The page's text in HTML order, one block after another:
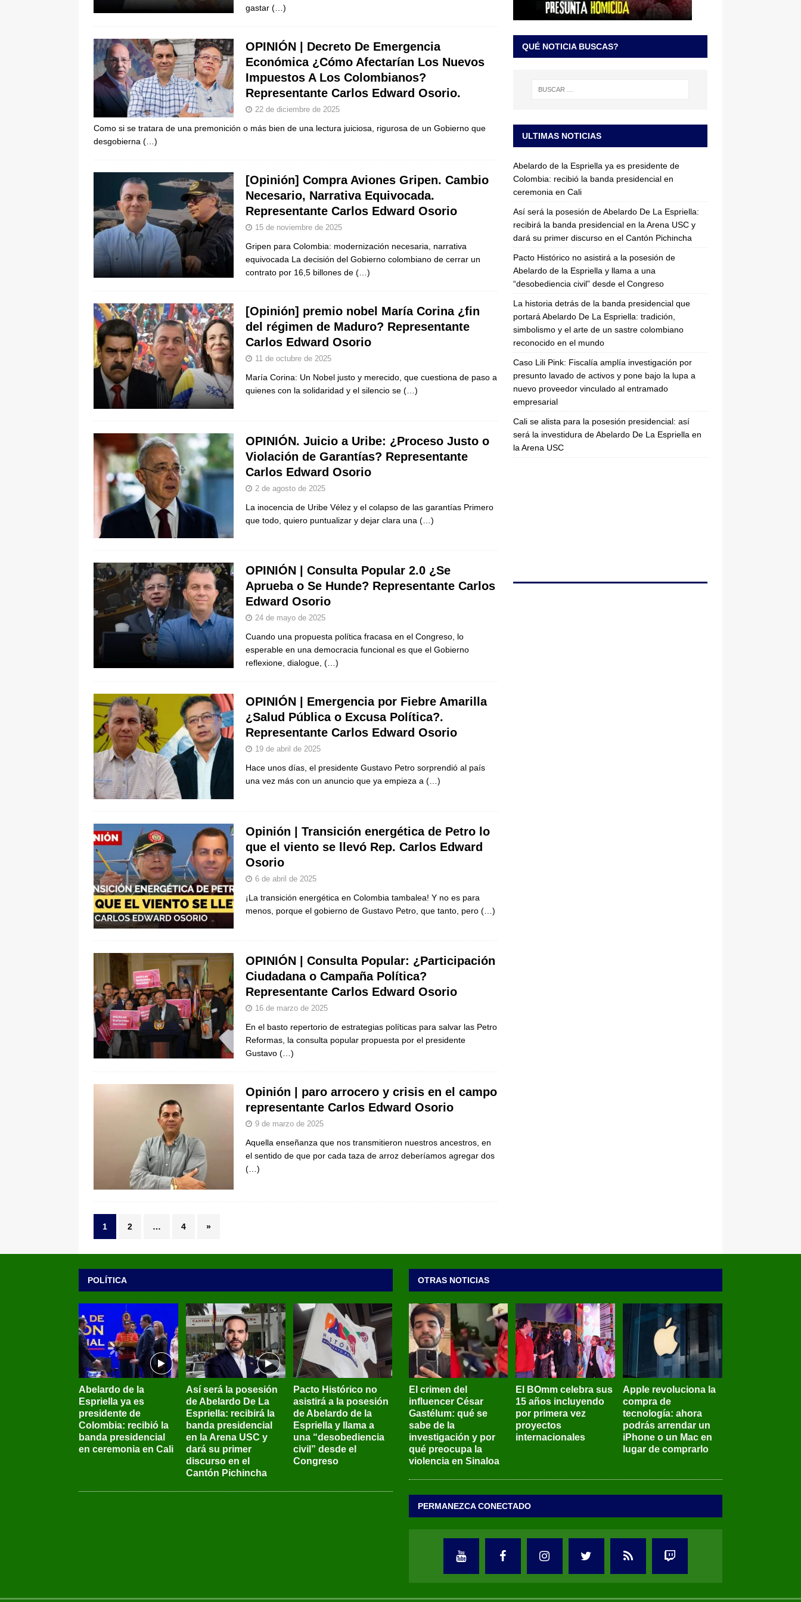
pone bajo la lupa a nuevo proveedor vinculado al entramado empresarial JUDICIALES
gastar (…)
OPINIÓN | Decreto De Emergencia
Económica ¿Cómo Afectarían Los Nuevos
Impuestos A Los Colombianos?
Representante Carlos Edward Osorio.
22 de diciembre de 2025
Como si se tratara de una premonición o más bien de una lectura juiciosa, rigurosa de un Gobierno que
desgobierna (…)
[Opinión] Compra Aviones Gripen. Cambio
Necesario, Narrativa Equivocada.
Representante Carlos Edward Osorio
15 de noviembre de 2025
Gripen para Colombia: modernización necesaria, narrativa
equivocada La decisión del Gobierno colombiano de cerrar un
contrato por 16,5 billones de (…)
[Opinión] premio nobel María Corina ¿fin
del régimen de Maduro? Representante
Carlos Edward Osorio
11 de octubre de 2025
María Corina: Un Nobel justo y merecido, que cuestiona de paso a
quienes con la solidaridad y el silencio se (…)
OPINIÓN. Juicio a Uribe: ¿Proceso Justo o
Violación de Garantías? Representante
Carlos Edward Osorio
2 de agosto de 2025
La inocencia de Uribe Vélez y el colapso de las garantías Primero
que todo, quiero puntualizar y dejar clara una (…)
OPINIÓN | Consulta Popular 2.0 ¿Se
Aprueba o Se Hunde? Representante Carlos
Edward Osorio
24 de mayo de 2025
Cuando una propuesta política fracasa en el Congreso, lo
esperable en una democracia funcional es que el Gobierno
reflexione, dialogue, (…)
OPINIÓN | Emergencia por Fiebre Amarilla
¿Salud Pública o Excusa Política?.
Representante Carlos Edward Osorio
19 de abril de 2025
Hace unos días, el presidente Gustavo Petro sorprendió al país
una vez más con un anuncio que ya empieza a (…)
Opinión | Transición energética de Petro lo
que el viento se llevó Rep. Carlos Edward
Osorio
6 de abril de 2025
¡La transición energética en Colombia tambalea! Y no es para
menos, porque el gobierno de Gustavo Petro, que tanto, pero (…)
OPINIÓN | Consulta Popular: ¿Participación
Ciudadana o Campaña Política?
Representante Carlos Edward Osorio
16 de marzo de 2025
En el basto repertorio de estrategias políticas para salvar las Petro
Reformas, la consulta popular propuesta por el presidente
Gustavo (…)
Opinión | paro arrocero y crisis en el campo
representante Carlos Edward Osorio
9 de marzo de 2025
Aquella enseñanza que nos transmitieron nuestros ancestros, en
el sentido de que por cada taza de arroz deberíamos agregar dos
(…)
1 2 … 4 »
QUÉ NOTICIA BUSCAS?
ULTIMAS NOTICIAS
Abelardo de la Espriella ya es presidente de
Colombia: recibió la banda presidencial en
ceremonia en Cali
Así será la posesión de Abelardo De La Espriella:
recibirá la banda presidencial en la Arena USC y
dará su primer discurso en el Cantón Pichincha
Pacto Histórico no asistirá a la posesión de
Abelardo de la Espriella y llama a una
“desobediencia civil” desde el Congreso
La historia detrás de la banda presidencial que
portará Abelardo De La Espriella: tradición,
simbolismo y el arte de un sastre colombiano
reconocido en el mundo
Caso Lili Pink: Fiscalía amplía investigación por
presunto lavado de activos y pone bajo la lupa a
nuevo proveedor vinculado al entramado
empresarial
Cali se alista para la posesión presidencial: así
será la investidura de Abelardo De La Espriella en
la Arena USC
POLÍTICA
Abelardo de la
Espriella ya es
presidente de
Colombia: recibió la
banda presidencial
en ceremonia en Cali
Así será la posesión
de Abelardo De La
Espriella: recibirá la
banda presidencial
en la Arena USC y
dará su primer
discurso en el
Cantón Pichincha
Pacto Histórico no
asistirá a la posesión
de Abelardo de la
Espriella y llama a
una “desobediencia
civil” desde el
Congreso
OTRAS NOTICIAS
El crimen del
influencer César
Gastélum: qué se
sabe de la
investigación y por
qué preocupa la
violencia en Sinaloa
El BOmm celebra sus
15 años incluyendo
por primera vez
proyectos
internacionales
Apple revoluciona la
compra de
tecnología: ahora
podrás arrendar un
iPhone o un Mac en
lugar de comprarlo
PERMANEZCA CONECTADO